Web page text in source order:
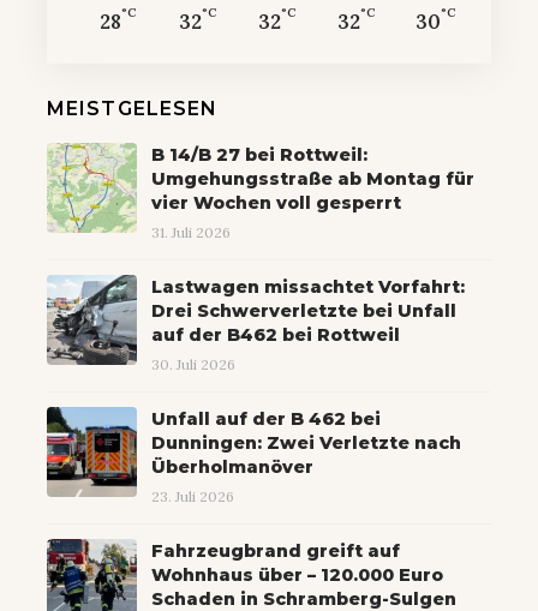
28°C 32°C 32°C 32°C 30°C
MEISTGELESEN
B 14/B 27 bei Rottweil:
Umgehungsstraße ab Montag für
vier Wochen voll gesperrt
31. Juli 2026
Lastwagen missachtet Vorfahrt:
Drei Schwerverletzte bei Unfall
auf der B462 bei Rottweil
30. Juli 2026
Unfall auf der B 462 bei
Dunningen: Zwei Verletzte nach
Überholmanöver
23. Juli 2026
Fahrzeugbrand greift auf
Wohnhaus über – 120.000 Euro
Schaden in Schramberg-Sulgen